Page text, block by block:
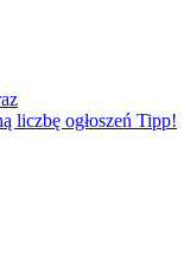
liczbę ogłoszeń Tipp!